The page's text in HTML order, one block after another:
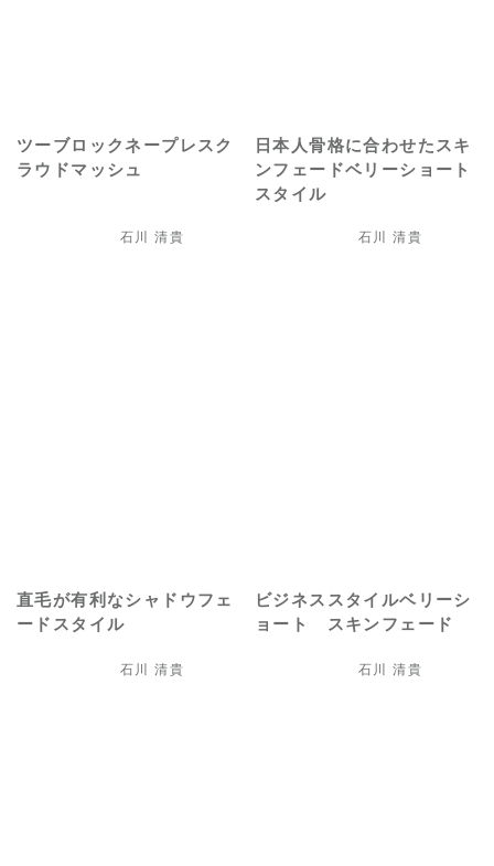
ツーブロックネープレスク
ラウドマッシュ
石川 清貴
日本人骨格に合わせたスキ
ンフェードベリーショート
スタイル
石川 清貴
直毛が有利なシャドウフェ
ードスタイル
石川 清貴
ビジネススタイルベリーシ
ョート スキンフェード
石川 清貴